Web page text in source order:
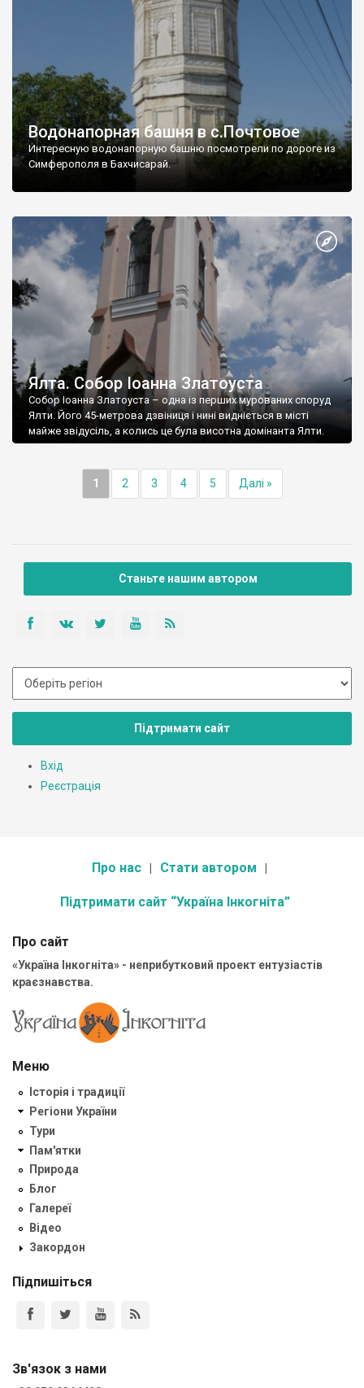
Водонапорная башня в с.Почтовое
Интересную водонапорную башню посмотрели по дороге из
Симферополя в Бахчисарай.
Ялта. Собор Іоанна Златоуста
Собор Іоанна Златоуста – одна із перших мурованих споруд
Ялти. Його 45-метрова дзвіниця і нині видніється в місті
майже звідусіль, а колись це була висотна домінанта Ялти.
1 2 3 4 5 Далі »
Станьте нашим автором
Підтримати сайт
Вхід
Реєстрація
Про нас Стати автором
Підтримати сайт “Україна Інкогніта”
Про сайт
«Україна Інкогніта» - неприбутковий проект ентузіастів
краєзнавства.
Меню
Історія і традиції
Регіони України
Тури
Пам'ятки
Природа
Блог
Галереї
Відео
Закордон
Підпишіться
Зв'язок з нами